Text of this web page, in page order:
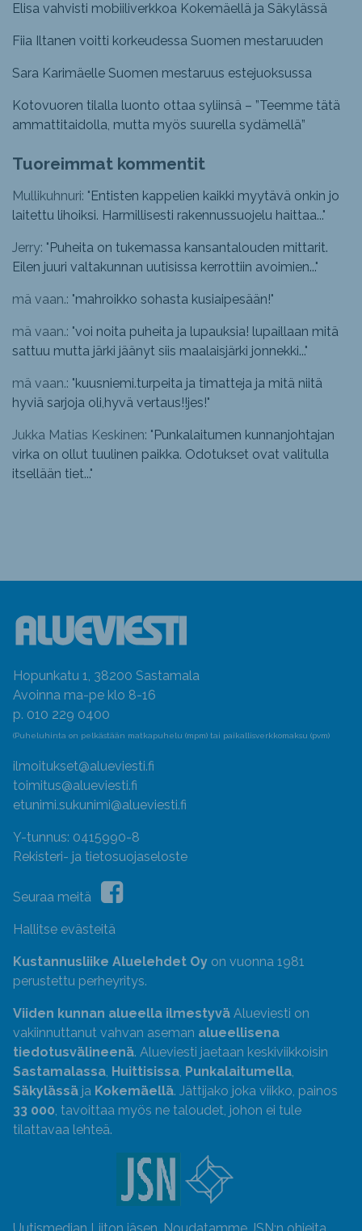
Elisa vahvisti mobiiliverkkoa Kokemäellä ja Säkylässä
Fiia Iltanen voitti korkeudessa Suomen mestaruuden
Sara Karimäelle Suomen mestaruus estejuoksussa
Kotovuoren tilalla luonto ottaa syliinsä – ”Teemme tätä
ammattitaidolla, mutta myös suurella sydämellä”
Tuoreimmat kommentit
Mullikuhnuri: " Entisten kappelien kaikki myytävä onkin jo
laitettu lihoiksi. Harmillisesti rakennussuojelu haittaa..."
Jerry: " Puheita on tukemassa kansantalouden mittarit.
Eilen juuri valtakunnan uutisissa kerrottiin avoimien..."
mä vaan.: "mahroikko sohasta kusiaipesään!"
mä vaan.: "voi noita puheita ja lupauksia! lupaillaan mitä
sattuu mutta järki jäänyt siis maalaisjärki jonnekki..."
mä vaan.: "kuusniemi.turpeita ja timatteja ja mitä niitä
hyviä sarjoja oli,hyvä vertaus!!jes!"
Jukka Matias Keskinen: " Punkalaitumen kunnanjohtajan
virka on ollut tuulinen paikka. Odotukset ovat valitulla
itsellään tiet..."
Hopunkatu 1, 38200 Sastamala
Avoinna ma-pe klo 8-16
p. 010 229 0400
(Puheluhinta on pelkästään matkapuhelu (mpm) tai paikallisverkkomaksu (pvm)
ilmoitukset@alueviesti.fi
toimitus@alueviesti.fi
etunimi.sukunimi@alueviesti.fi
Y-tunnus: 0415990-8
Rekisteri- ja tietosuojaseloste
Seuraa meitä
Hallitse evästeitä
Kustannusliike Aluelehdet Oy on vuonna 1981
perustettu perheyritys.
Viiden kunnan alueella ilmestyvä Alueviesti on
vakiinnuttanut vahvan aseman alueellisena
tiedotusvälineenä. Alueviesti jaetaan keskiviikkoisin
Sastamalassa, Huittisissa, Punkalaitumella,
Säkylässä ja Kokemäellä. Jättijako joka viikko, painos
33 000, tavoittaa myös ne taloudet, johon ei tule
tilattavaa lehteä.